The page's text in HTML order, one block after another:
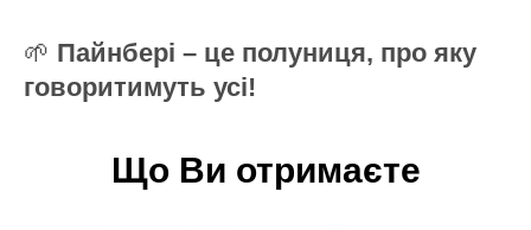
🌱 Пайнбері – це полуниця, про яку
говоритимуть усі!
Що Ви отримаєте